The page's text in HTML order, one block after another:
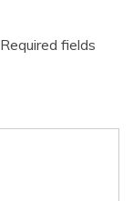
Required fields